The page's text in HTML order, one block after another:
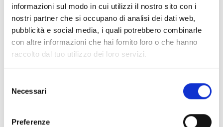
informazioni sul modo in cui utilizzi il nostro sito con i
nostri partner che si occupano di analisi dei dati web,
pubblicità e social media, i quali potrebbero combinarle
con altre informazioni che hai fornito loro o che hanno
raccolto dal tuo utilizzo dei loro servizi.
delNecessari
Preferenze
anpassen. Diese Vielseitigkeit macht den Melder
zur idealen Lösung für Anwendungen in
Industrieanlagen, Lagerhallen oder großen
Gebäudekomplexen.
Ausführungen erhältlich